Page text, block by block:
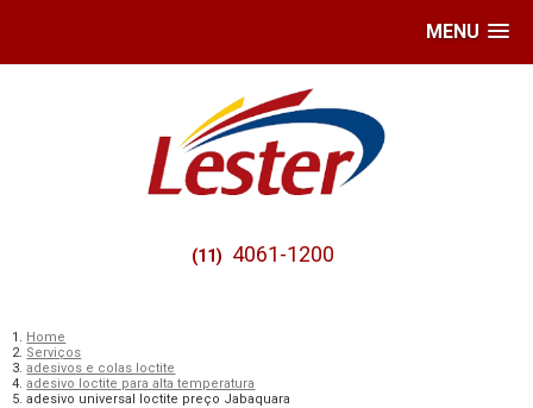
MENU
(11) 4061-1200
Home
Serviços
adesivos e colas loctite
adesivo loctite para alta temperatura
adesivo universal loctite preço Jabaquara